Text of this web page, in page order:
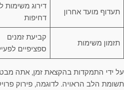
תעדוף מועד אחרון
דירוג משימות
דחיפות
תזמון משימות
קביעת זמנים
ספציפיים
על ידי התמקדות בהקצאת זמן, אתה
תשומת הלב הראויה. לדוגמה, פירוק